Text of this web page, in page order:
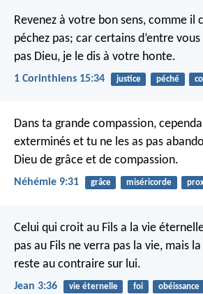
Revenez à votre bon sens, comme il
péchez pas; car certains d’entre
pas Dieu, je le dis à votre honte.
1 Corinthiens 15:34 justice péché
Dans ta grande compassion,
exterminés et tu ne les as pas
Dieu de grâce et de compassion.
Néhémie 9:31 grâce miséricorde
Celui qui croit au Fils a la vie
pas au Fils ne verra pas la vie, mais
reste au contraire sur lui.
Jean 3:36 vie éternelle foi obéissance